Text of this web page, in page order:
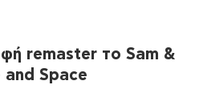
remaster το Sam &
and Space